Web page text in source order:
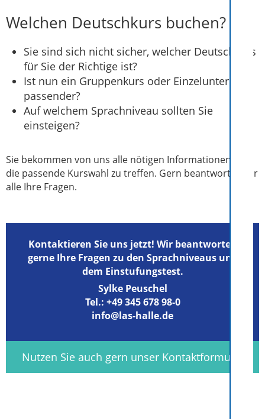
Welchen Deutschkurs buchen?
Sie sind sich nicht sicher, welcher Deutschkurs
für Sie der Richtige ist?
Ist nun ein Gruppenkurs oder Einzelunterricht
passender?
Auf welchem Sprachniveau sollten Sie
einsteigen?
Sie bekommen von uns alle nötigen Informationen, um
die passende Kurswahl zu treffen. Gern beantworten wir
alle Ihre Fragen.
Kontaktieren Sie uns jetzt! Wir beantworten
gerne Ihre Fragen zu den Sprachniveaus und
dem Einstufungstest.
Sylke Peuschel
Tel.: +49 345 678 98-0
info@las-halle.de
Nutzen Sie auch gern unser Kontaktformular